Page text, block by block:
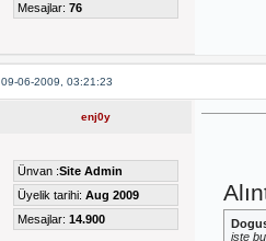
Mesajlar: 76
09-06-2009, 03:21:23
enj0y
Ünvan :Site Admin
Üyelik tarihi: Aug 2009
Mesajlar: 14.900
işte